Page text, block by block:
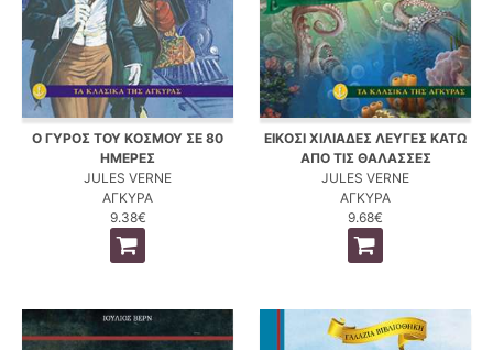
Ο ΓΥΡΟΣ ΤΟΥ ΚΟΣΜΟΥ ΣΕ 80
ΗΜΕΡΕΣ
JULES VERNE
ΑΓΚΥΡΑ
9.38€
ΕΙΚΟΣΙ ΧΙΛΙΑΔΕΣ ΛΕΥΓΕΣ ΚΑΤΩ
ΑΠΟ ΤΙΣ ΘΑΛΑΣΣΕΣ
JULES VERNE
ΑΓΚΥΡΑ
9.68€